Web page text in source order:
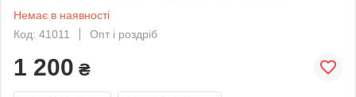
Немає в наявності
Код: 41011
Опт і роздріб
1 200 ₴